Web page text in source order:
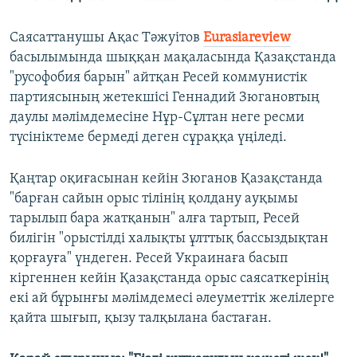
Саясаттанушы Ақас Тәжуітов Eurasiareview
басылымында шыққан мақаласында Қазақстанда
"русофобия барын" айтқан Ресей коммунистік
партиясының жетекшісі Геннадий Зюгановтың
даулы мәлімдемесіне Нұр-Сұлтан неге ресми
түсініктеме бермеді деген сұраққа үңіледі.
Қаңтар оқиғасынан кейін Зюганов Қазақстанда
"барған сайын орыс тілінің қолдану ауқымы
тарылып бара жатқанын" алға тартып, Ресей
билігін "орыстілді халықты ұлттық бассыздықтан
қорғауға" үндеген. Ресей Украинаға басып
кіргеннен кейін Қазақстанда орыс саясаткерінің
екі ай бұрынғы мәлімдемесі әлеуметтік желілерге
қайта шығып, қызу талқылана бастаған.